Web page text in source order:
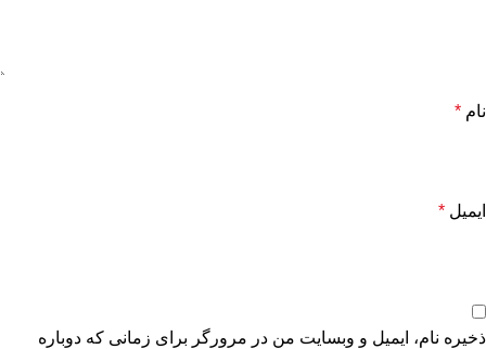
نام *
ایمیل *
ذخیره نام، ایمیل و وبسایت من در مرورگر برای زمانی که دوباره